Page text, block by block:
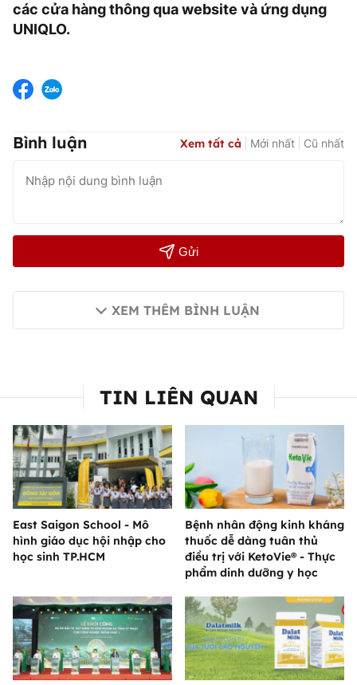
các cửa hàng thông qua website và ứng dụng
UNIQLO.
Bình luận Xem tất cả Mới nhất Cũ nhất
Gửi
XEM THÊM BÌNH LUẬN
TIN LIÊN QUAN
East Saigon School - Mô
hình giáo dục hội nhập cho
học sinh TP.HCM
Bệnh nhân động kinh kháng
thuốc dễ dàng tuân thủ
điều trị với KetoVie® - Thực
phẩm dinh dưỡng y học